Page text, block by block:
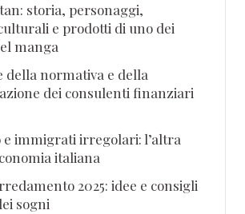
storia, personaggi,
e prodotti di uno dei
manga
della normativa e della
dei consulenti finanziari
e immigrati irregolari: l’altra
italiana
2025: idee e consigli
sogni